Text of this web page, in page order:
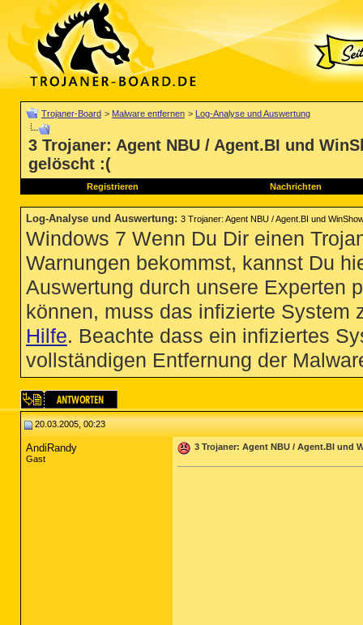
Trojaner-Board > Malware entfernen > Log-Analyse und Auswertung
3 Trojaner: Agent NBU / Agent.BI und
gelöscht :(
Registrieren Nachrichten
Log-Analyse und Auswertung: 3 Trojaner: Agent NBU / Agent.BI und
Windows 7 Wenn Du Dir einen
Warnungen bekommst, kannst Du
Auswertung durch unsere Experten
können, muss das infizierte System
Hilfe. Beachte dass ein infiziertes
vollständigen Entfernung der
20.03.2005, 00:23
AndiRandy
Gast
3 Trojaner: Agent NBU / Agent.BI und